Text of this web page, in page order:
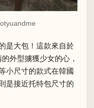
是大包！這款來自於
外型擄獲少女的心，
小尺寸的款式在韓國
是接近托特包尺寸的